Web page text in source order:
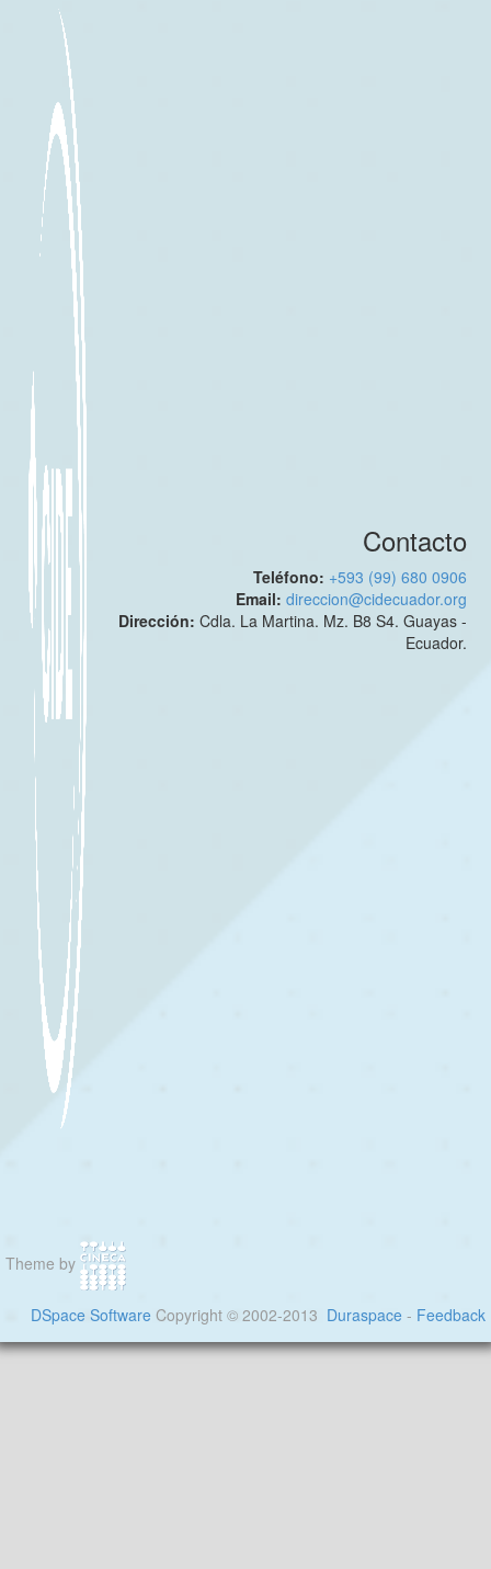
Contacto
Teléfono: +593 (99) 680 0906
Email:direccion@cidecuador.org
Dirección:Cdla. La Martina. Mz. B8 S4. Guayas -
Ecuador.
Theme by
DSpace Software Copyright © 2002-2013 Duraspace - Feedback